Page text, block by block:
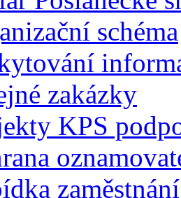
schéma
zakázky
KPS
zaměstnání